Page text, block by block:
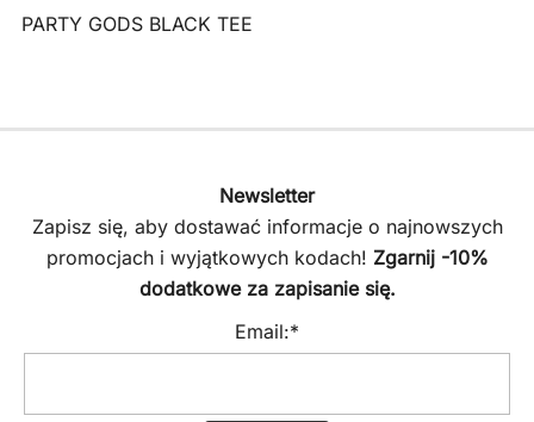
cena
cena
PARTY GODS BLACK TEE
Newsletter
Zapisz się, aby dostawać informacje o najnowszych
promocjach i wyjątkowych kodach! Zgarnij -10%
dodatkowe za zapisanie się.
Email:*